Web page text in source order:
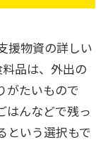
援物資の詳しい
品は、外出の
がたいもので
はんなどで残っ
という選択もで